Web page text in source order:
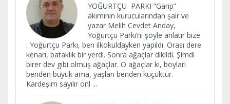
YOĞURTÇU PARKI “Garip”
akımının kurucularından şair ve
yazar Melih Cevdet Anday,
Yoğurtçu Parkı’nı şöyle anlatır bize
: Yoğurtçu Parkı, ben ilkokuldayken yapıldı. Orası dere
kenarı, bataklık bir yerdi. Sonra ağaçlar dikildi. Şimdi
birer dev gibi olmuş ağaçlar. O ağaçlar ki, boyları
benden büyük ama, yaşları benden küçüktür.
Kardeşim sayılır onl ...